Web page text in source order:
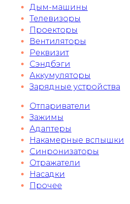
Дым-машины
Телевизоры
Проекторы
Вентиляторы
Реквизит
Сэндбэги
Аккумуляторы
Зарядные устройства
Отпариватели
Зажимы
Адаптеры
Накамерные вспышки
Синронизаторы
Отражатели
Насадки
Прочее